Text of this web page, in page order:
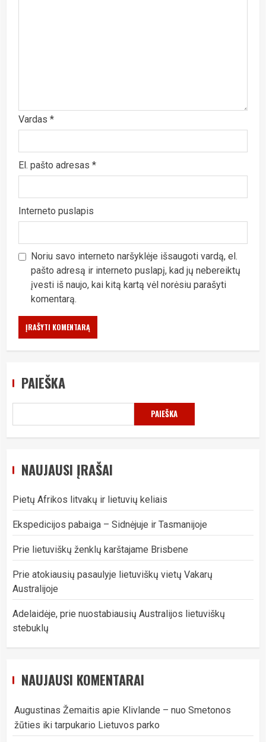
Vardas *
El. pašto adresas *
Interneto puslapis
Noriu savo interneto naršyklėje išsaugoti vardą, el.
pašto adresą ir interneto puslapį, kad jų nebereiktų
įvesti iš naujo, kai kitą kartą vėl norėsiu parašyti
komentarą.
PAIEŠKA
PAIEŠKA
NAUJAUSI ĮRAŠAI
Pietų Afrikos litvakų ir lietuvių keliais
Ekspedicijos pabaiga – Sidnėjuje ir Tasmanijoje
Prie lietuviškų ženklų karštajame Brisbene
Prie atokiausių pasaulyje lietuviškų vietų Vakarų
Australijoje
Adelaidėje, prie nuostabiausių Australijos lietuviškų
stebuklų
NAUJAUSI KOMENTARAI
Augustinas Žemaitis apie Klivlande – nuo Smetonos
žūties iki tarpukario Lietuvos parko